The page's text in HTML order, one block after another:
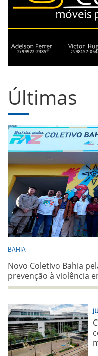
Últimas
BAHIA
Novo Coletivo Bahia
prevenção à violência